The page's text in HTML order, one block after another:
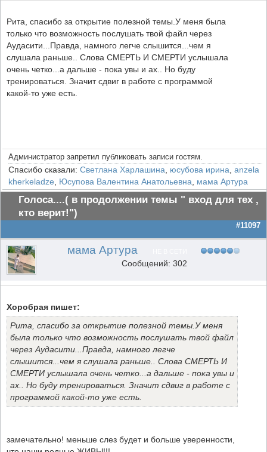
Рита, спасибо за открытие полезной темы.У меня была
только что возможность послушать твой файл через
Аудасити...Правда, намного легче слышится...чем я
слушала раньше.. Слова СМЕРТЬ И СМЕРТИ услышала
очень четко...а дальше - пока увы и ах.. Но буду
тренироваться. Значит сдвиг в работе с программой
какой-то уже есть.
Администратор запретил публиковать записи гостям.
Спасибо сказали: Светлана Харлашина юсубова ирина anzela
kherkeladze
Юсупова Валентина Анатольевна мама Артура
Голоса....( в продолжении темы " вход для тех ,
кто верит!")
#11097
мама Артура
Сообщений: 302
Хоробрая пишет:
Рита, спасибо за открытие полезной темы.У меня
была только что возможность послушать твой файл
через Аудасити...Правда, намного легче
слышится...чем я слушала раньше.. Слова СМЕРТЬ И
СМЕРТИ услышала очень четко...а дальше - пока увы и
ах.. Но буду тренироваться. Значит сдвиг в работе с
программой какой-то уже есть.
замечательно! меньше слез будет и больше уверенности,